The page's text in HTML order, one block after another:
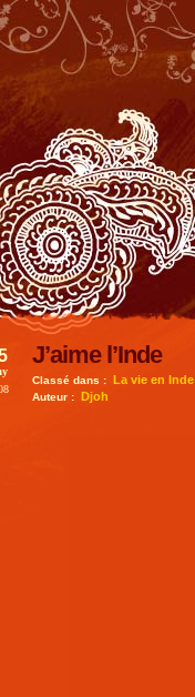
J’aime l’Inde
Classé dans : La vie en Inde
Auteur : Djoh